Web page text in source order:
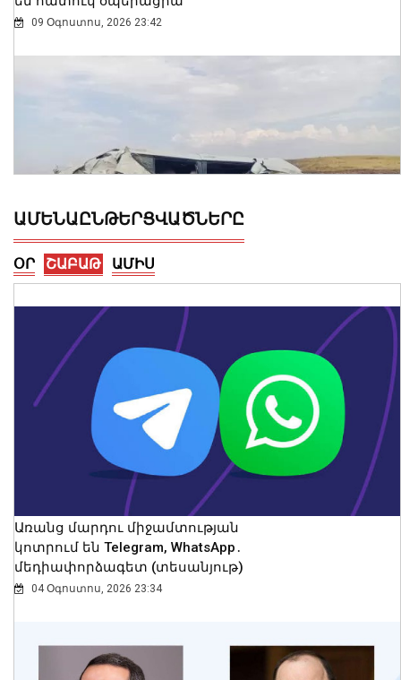
09 Օգոստոս, 2026 23:42
Կոտայքի մարզում Toyota-ն շրջվել է
երթևեկելի գոտում․ տուժել են կինը և
երկու անչափահաս երեխաները
09 Օգոստոս, 2026 23:02
ԱՄԵՆԱԸՆԹԵՐՑՎԱԾՆԵՐԸ
ՕՐ ՇԱԲԱԹ ԱՄԻՍ
Առանց մարդու միջամտության
կոտրում են Telegram, WhatsApp․
մեդիափորձագետ (տեսանյութ)
04 Օգոստոս, 2026 23:34